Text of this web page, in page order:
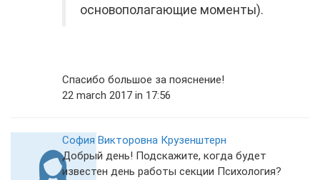
основополагающие моменты).
Спасибо большое за пояснение!
22 march 2017 in 17:56
София Викторовна Крузенштерн
Добрый день! Подскажите, когда будет
известен день работы секции Психология?